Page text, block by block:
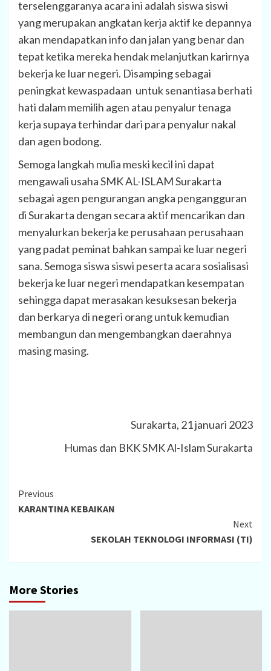
terselenggaranya acara ini adalah siswa siswi
yang merupakan angkatan kerja aktif ke depannya
akan mendapatkan info dan jalan yang benar dan
tepat ketika mereka hendak melanjutkan karirnya
bekerja ke luar negeri. Disamping sebagai
peningkat kewaspadaan untuk senantiasa berhati
hati dalam memilih agen atau penyalur tenaga
kerja supaya terhindar dari para penyalur nakal
dan agen bodong.
Semoga langkah mulia meski kecil ini dapat
mengawali usaha SMK AL-ISLAM Surakarta
sebagai agen pengurangan angka pengangguran
di Surakarta dengan secara aktif mencarikan dan
menyalurkan bekerja ke perusahaan perusahaan
yang padat peminat bahkan sampai ke luar negeri
sana. Semoga siswa siswi peserta acara sosialisasi
bekerja ke luar negeri mendapatkan kesempatan
sehingga dapat merasakan kesuksesan bekerja
dan berkarya di negeri orang untuk kemudian
membangun dan mengembangkan daerahnya
masing masing.
Surakarta, 21 januari 2023
Humas dan BKK SMK Al-Islam Surakarta
Continue
Reading
Previous
KARANTINA KEBAIKAN
Next
SEKOLAH TEKNOLOGI INFORMASI (TI)
More Stories